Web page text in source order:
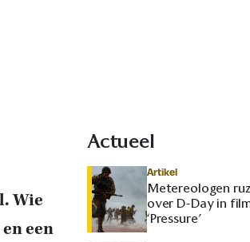
Wie
een
Actueel
Artikel
Metereologen
over D-Day in
‘Pressure’